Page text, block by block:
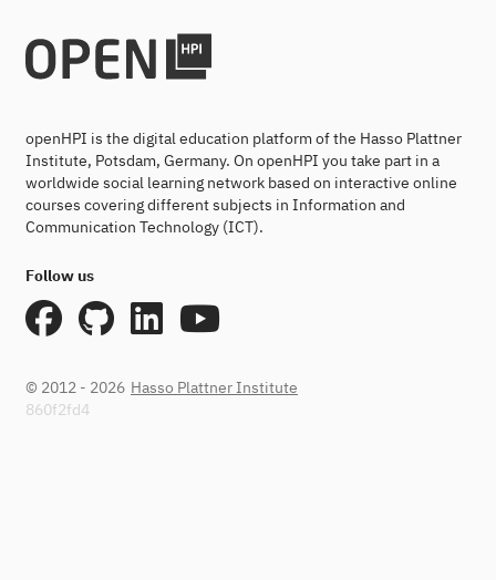
openHPI is the digital education platform of the Hasso Plattner
Institute, Potsdam, Germany. On openHPI you take part in a
worldwide social learning network based on interactive online
courses covering different subjects in Information and
Communication Technology (ICT).
Follow us
© 2012 - 2026 Hasso Plattner Institute
860f2fd4